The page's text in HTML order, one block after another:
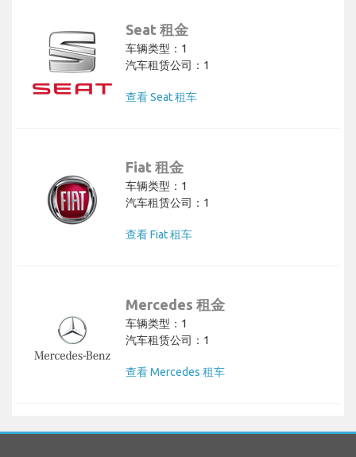
Seat 租金
车辆类型：1
汽车租赁公司：1
查看 Seat 租车
Fiat 租金
车辆类型：1
汽车租赁公司：1
查看 Fiat 租车
Mercedes 租金
车辆类型：1
汽车租赁公司：1
查看 Mercedes 租车